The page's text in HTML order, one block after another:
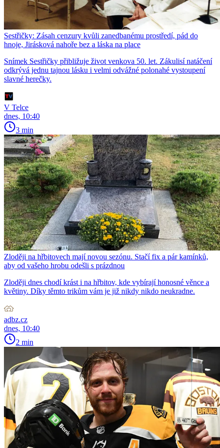
Sestřičky: Zásah cenzury kvůli zanedbanému prostředí, pád do
hnoje, Jirásková nahoře bez a láska na place
Snímek Sestřičky přibližuje život venkova 50. let. Zákulisí natáčení
odkrývá jednu tajnou lásku i velmi odvážné polonahé vystoupení
slavné herečky.
V Telce
dnes, 10:40
3 min
Zloději na hřbitovech mají novou sezónu. Stačí fix a pár kamínků,
aby od vašeho hrobu odešli s prázdnou
Zloději dnes chodí krást i na hřbitov, kde vybírají honosné věnce a
květiny. Díky těmto trikům vám je již nikdy nikdo neukradne.
adbz.cz
dnes, 10:40
2 min